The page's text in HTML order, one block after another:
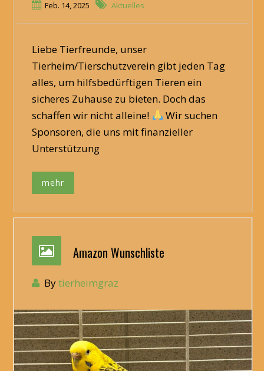
Feb. 14, 2025 Aktuelles
Liebe Tierfreunde, unser
Tierheim/Tierschutzverein gibt jeden Tag
alles, um hilfsbedürftigen Tieren ein
sicheres Zuhause zu bieten. Doch das
schaffen wir nicht alleine!
Wir suchen
Sponsoren, die uns mit finanzieller
Unterstützung
mehr
Amazon Wunschliste
Bytierheimgraz